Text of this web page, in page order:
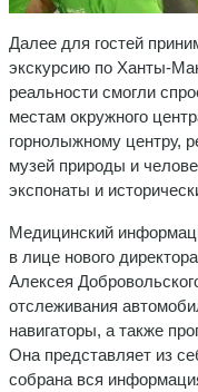
Далее для гостей
экскурсию по Ханты-
реальности смогли
местам окружного
горнолыжному центру,
музей природы и
экспонаты и
Медицинский
в лице нового
Алексея
отслеживания
навигаторы, а также
Она представляет из
собрана вся